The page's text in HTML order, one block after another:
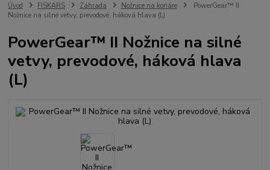
Úvod FISKARS Záhrada Nožnice na konáre
PowerGear™ II
Nožnice na silné vetvy, prevodové, háková hlava (L)
PowerGear™ II Nožnice na silné
vetvy, prevodové, háková hlava
(L)